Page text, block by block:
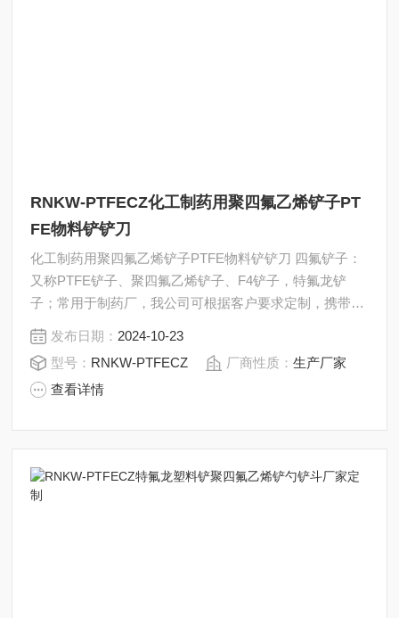
RNKW-PTFECZ化工制药用聚四氟乙烯铲子PT
FE物料铲铲刀
化工制药用聚四氟乙烯铲子PTFE物料铲铲刀 四氟铲子：
又称PTFE铲子、聚四氟乙烯铲子、F4铲子，特氟龙铲
子；常用于制药厂，我公司可根据客户要求定制，携带手
柄和杆部的长度均可定制。
发布日期： 2024-10-23
型号： RNKW-PTFECZ 厂商性质：生产厂家
查看详情